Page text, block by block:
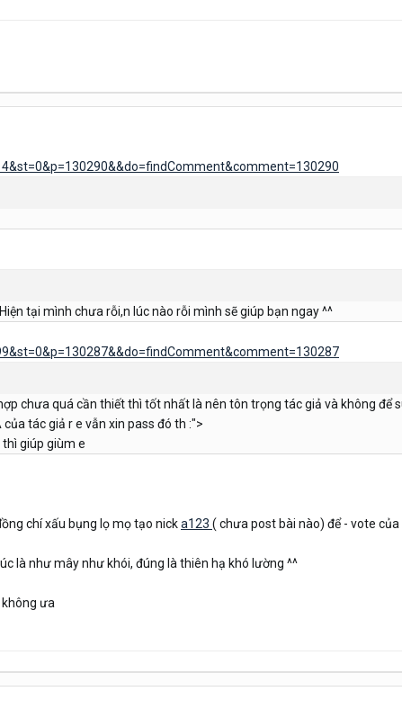
tại mình chưa rỗi,n lúc nào rỗi mình sẽ giúp bạn ngay ^^
chưa quá cần thiết thì tốt nhất là nên tôn trọng tác giả và không để
tác giả r e vẫn xin pass đó th :">
thì giúp giùm e
chí xấu bụng lọ mọ tạo nicka123 ( chưa post bài nào) để - vote
là như mây như khói, đúng là thiên hạ khó lường ^^
ưa